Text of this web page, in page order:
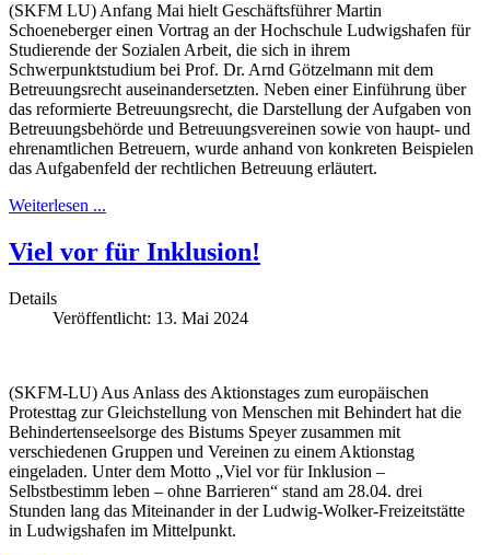
(SKFM LU) Anfang Mai hielt Geschäftsführer Martin
Schoeneberger einen Vortrag an der Hochschule Ludwigshafen für
Studierende der Sozialen Arbeit, die sich in ihrem
Schwerpunktstudium bei Prof. Dr. Arnd Götzelmann mit dem
Betreuungsrecht auseinandersetzten. Neben einer Einführung über
das reformierte Betreuungsrecht, die Darstellung der Aufgaben von
Betreuungsbehörde und Betreuungsvereinen sowie von haupt- und
ehrenamtlichen Betreuern, wurde anhand von konkreten Beispielen
das Aufgabenfeld der rechtlichen Betreuung erläutert.
Weiterlesen ...
Viel vor für Inklusion!
Details
Veröffentlicht: 13. Mai 2024
(SKFM-LU) Aus Anlass des Aktionstages zum europäischen
Protesttag zur Gleichstellung von Menschen mit Behindert hat die
Behindertenseelsorge des Bistums Speyer zusammen mit
verschiedenen Gruppen und Vereinen zu einem Aktionstag
eingeladen. Unter dem Motto „Viel vor für Inklusion –
Selbstbestimm leben – ohne Barrieren“ stand am 28.04. drei
Stunden lang das Miteinander in der Ludwig-Wolker-Freizeitstätte
in Ludwigshafen im Mittelpunkt.